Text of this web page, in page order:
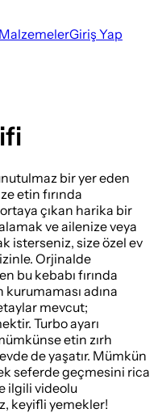
MalzemelerGiriş Yap
bir yer eden
etin fırında
çıkan harika bir
ve ailenize veya
isterseniz, size özel ev
Orjinalde
bu kebabı fırında
kurumaması adına
mevcut;
Turbo ayarı
etin zırh
de yaşatır. Mümkün
seferde geçmesini rica
ilgili videolu
keyifli yemekler!